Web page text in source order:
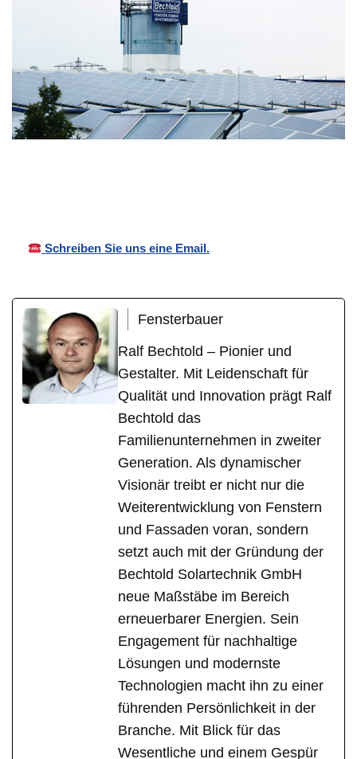
Schreiben Sie uns eine Email.
Fensterbauer
Ralf Bechtold – Pionier und
Gestalter. Mit Leidenschaft für
Qualität und Innovation prägt Ralf
Bechtold das
Familienunternehmen in zweiter
Generation. Als dynamischer
Visionär treibt er nicht nur die
Weiterentwicklung von Fenstern
und Fassaden voran, sondern
setzt auch mit der Gründung der
Bechtold Solartechnik GmbH
neue Maßstäbe im Bereich
erneuerbarer Energien. Sein
Engagement für nachhaltige
Lösungen und modernste
Technologien macht ihn zu einer
führenden Persönlichkeit in der
Branche. Mit Blick für das
Wesentliche und einem Gespür